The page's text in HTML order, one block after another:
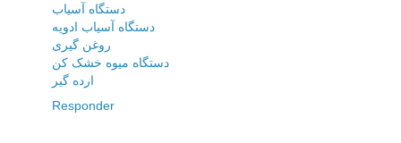
دستگاه آسیاب
دستگاه آسیاب ادویه
روغن گیری
دستگاه میوه خشک کن
ارده گیر
Responder